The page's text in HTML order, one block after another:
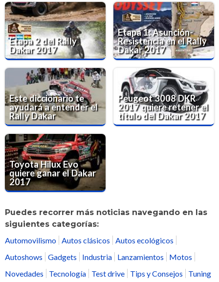
Etapa 2 del Rally
Dakar 2017
Etapa 1: Asunción-
Resistencia en el Rally
Dakar 2017
Este diccionario te
ayudará a entender el
Rally Dakar
Peugeot 3008 DKR
2017 quiere retener el
título del Dakar 2017
Toyota Hilux Evo
quiere ganar el Dakar
2017
Puedes recorrer más noticias navegando en las
siguientes categorías:
Automovilismo Autos clásicos
Autos ecológicos
Autoshows
Gadgets Industria Lanzamientos
Motos
Novedades
Tecnología Test drive Tips y Consejos Tuning